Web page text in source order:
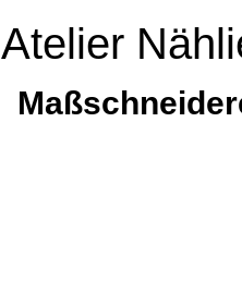
Atelier